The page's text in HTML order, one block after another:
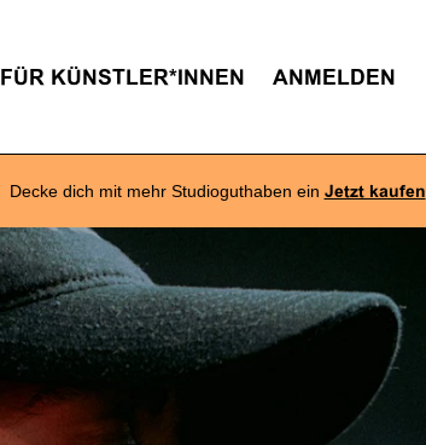
FÜR KÜNSTLER*INNEN ANMELDEN
Decke dich mit mehr Studioguthaben ein Jetzt kaufen